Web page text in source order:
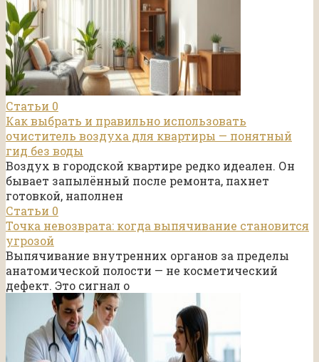
Статьи 0
Как выбрать и правильно использовать
очиститель воздуха для квартиры — понятный
гид без воды
Воздух в городской квартире редко идеален. Он
бывает запылённый после ремонта, пахнет
готовкой, наполнен
Статьи 0
Точка невозврата: когда выпячивание становится
угрозой
Выпячивание внутренних органов за пределы
анатомической полости — не косметический
дефект. Это сигнал о